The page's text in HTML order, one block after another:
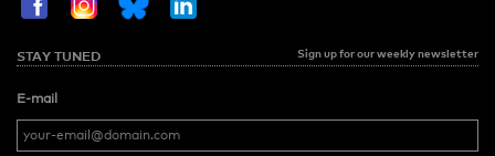
STAY TUNED Sign up for our weekly newsletter
E-mail